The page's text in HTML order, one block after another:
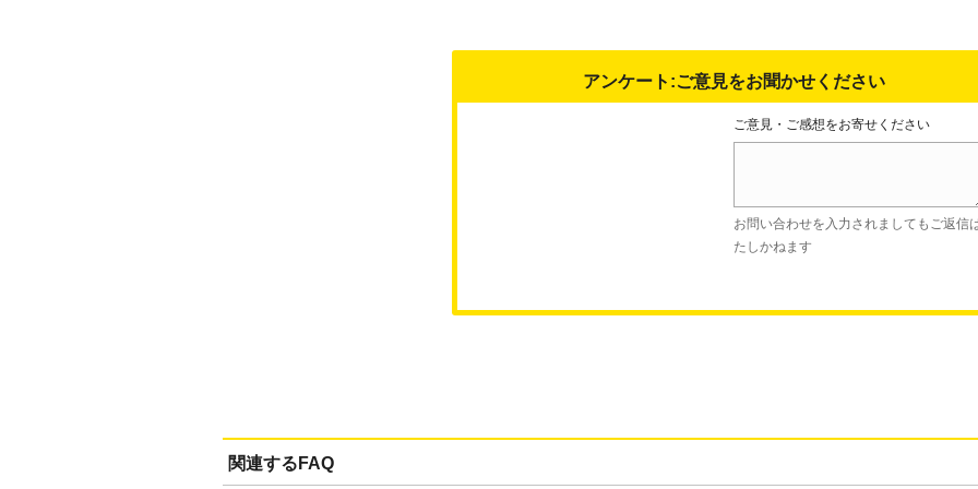
アンケート:ご意見をお聞かせください
ご意見・ご感想をお寄せください
お問い合わせを入力されましてもご返信
たしかねます
関連するFAQ